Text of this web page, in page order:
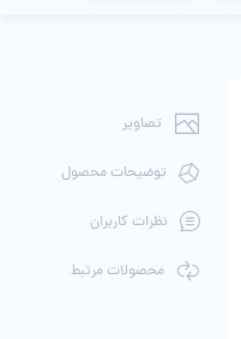
تصاویر
توضیحات محصول
نظرات کاربران
محصولات مرتبط